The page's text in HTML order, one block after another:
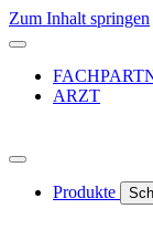
Zum Inhalt springen
ARZT
Produkte